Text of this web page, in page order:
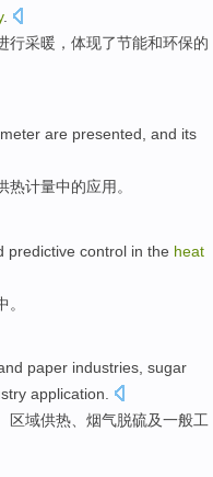
.
行采暖，体现了节能和环保的
are presented and its
热计量中的应用 。
predictive control in the heat
。
paper industries, sugar
application.
区域供热、 烟气脱硫及一般工